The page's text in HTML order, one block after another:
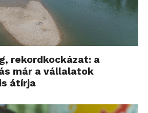
rekordkockázat: a
már a vállalatok
átírja